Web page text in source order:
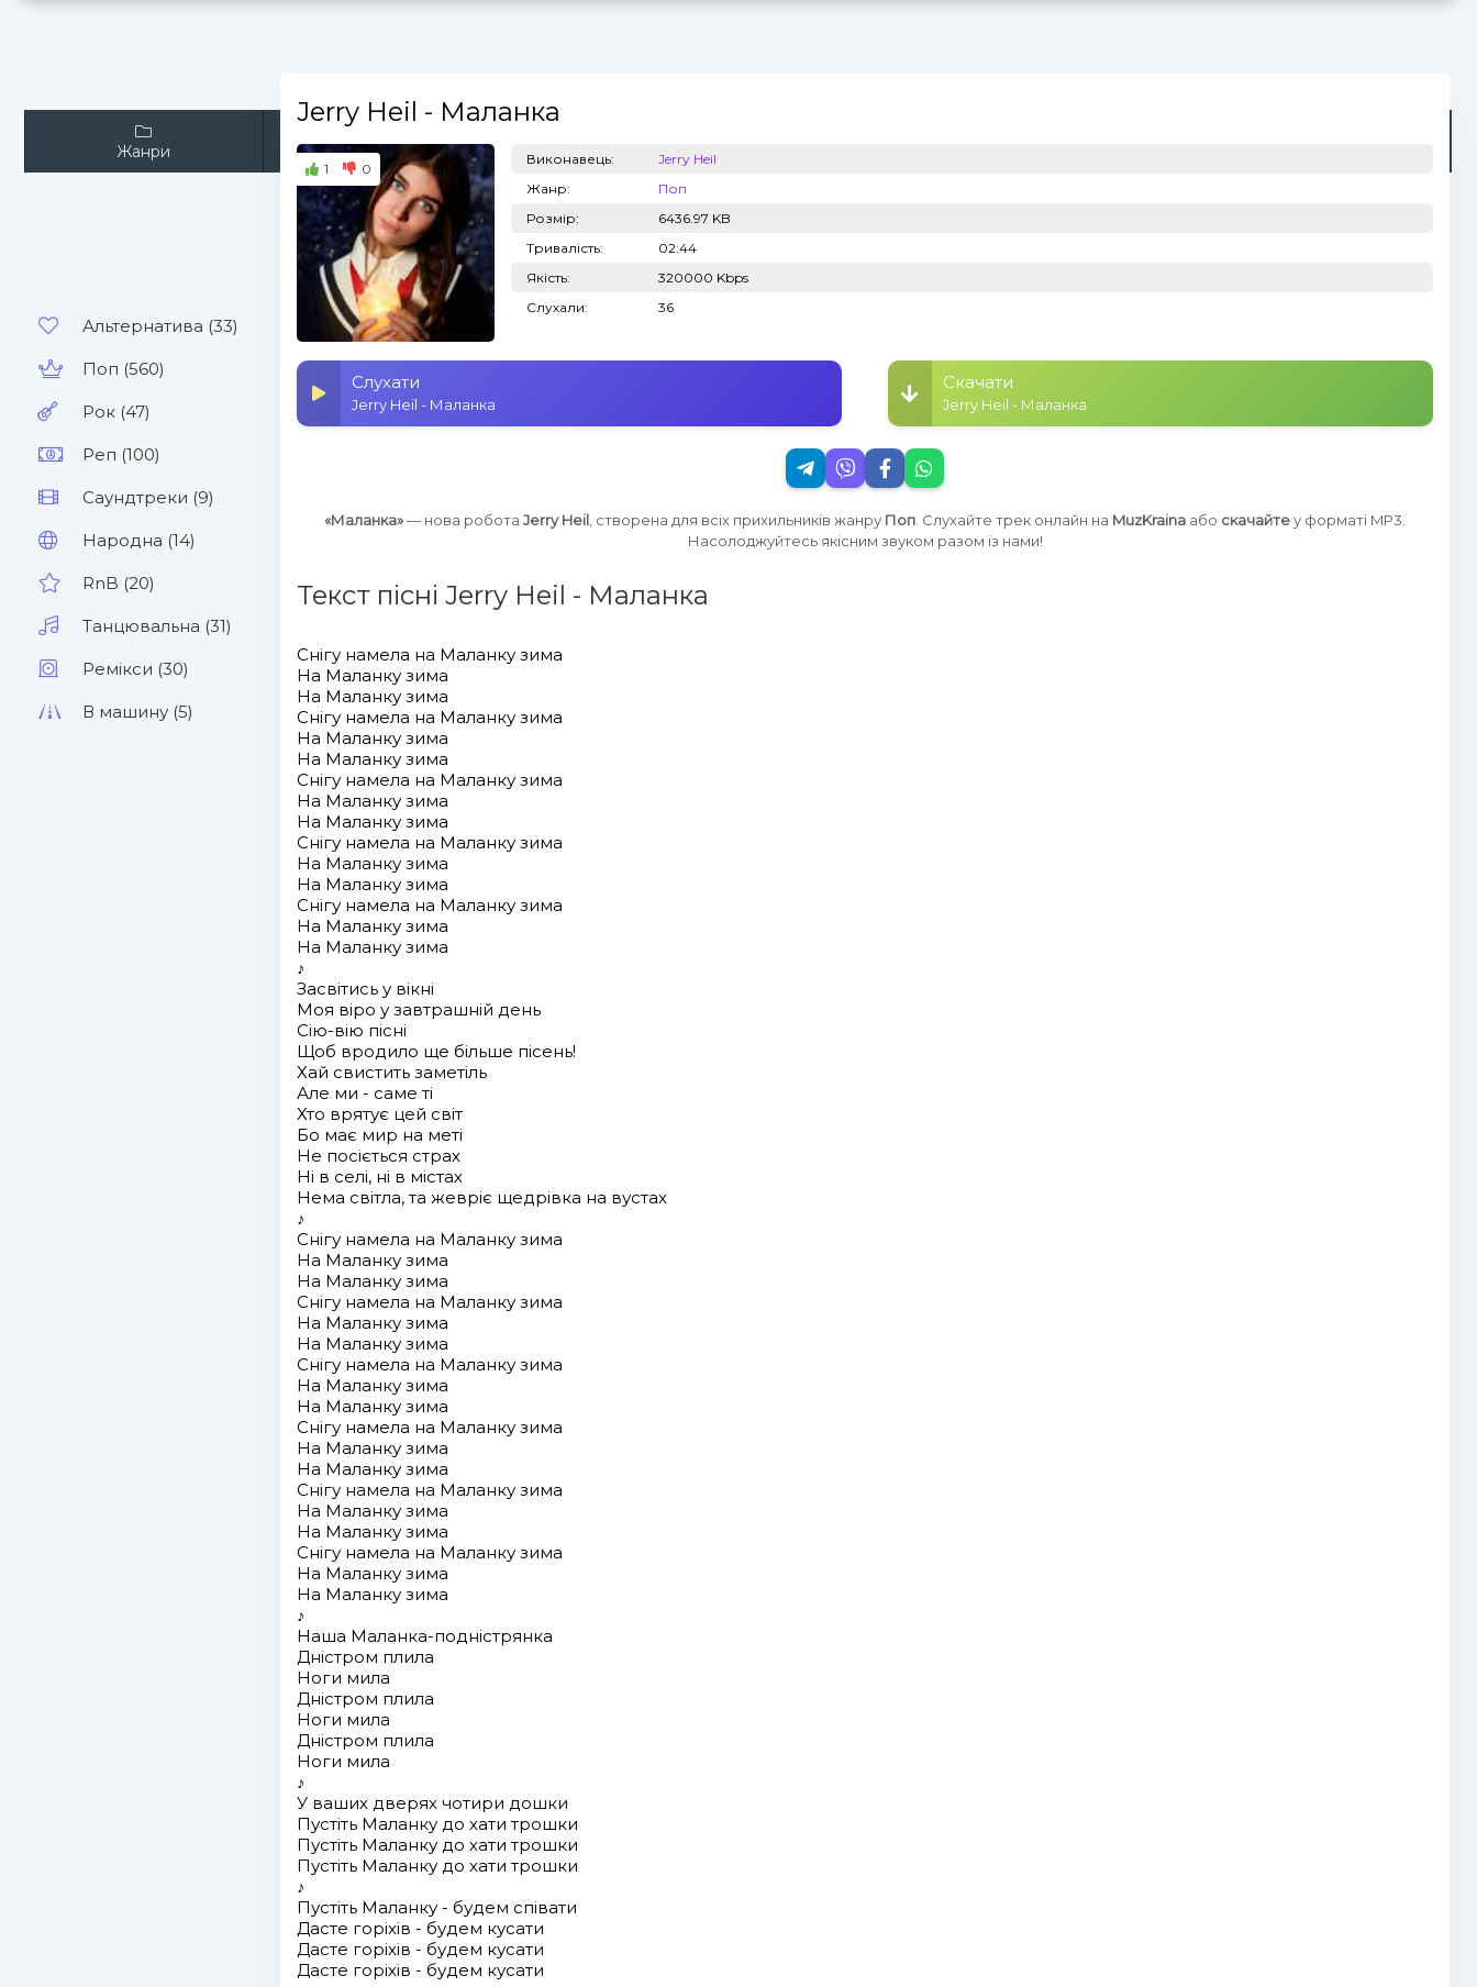
Жанри Виконавці
Альтернатива (33)
Поп (560)
Рок (47)
Реп (100)
Саундтреки (9)
Народна (14)
RnB (20)
Танцювальна (31)
Ремікси (30)
В машину (5)
Jerry Heil - Маланка
1 0
Виконавець:
Jerry Heil
Жанр:
Поп
Розмір:
6436.97 KB
Тривалість:
02:44
Якість:
320000 Kbps
Слухали:
36
Слухати
Jerry Heil - Маланка
Скачати
Jerry Heil - Маланка
«Маланка»— нова робота Jerry Heil , створена для всіх прихильників жанру Поп . Слухайте трек онлайн на MuzKraina або скачайтеу форматі MP3.
Насолоджуйтесь якісним звуком разом із нами!
Текст пісні Jerry Heil - Маланка
Снігу намела на Маланку зима
На Маланку зима
На Маланку зима
Снігу намела на Маланку зима
На Маланку зима
На Маланку зима
Снігу намела на Маланку зима
На Маланку зима
На Маланку зима
Снігу намела на Маланку зима
На Маланку зима
На Маланку зима
Снігу намела на Маланку зима
На Маланку зима
На Маланку зима
♪
Засвітись у вікні
Моя віро у завтрашній день
Сію-вію пісні
Щоб вродило ще більше пісень!
Хай свистить заметіль
Але ми - саме ті
Хто врятує цей світ
Бо має мир на меті
Не посіється страх
Ні в селі, ні в містах
Нема світла, та жевріє щедрівка на вустах
♪
Снігу намела на Маланку зима
На Маланку зима
На Маланку зима
Снігу намела на Маланку зима
На Маланку зима
На Маланку зима
Снігу намела на Маланку зима
На Маланку зима
На Маланку зима
Снігу намела на Маланку зима
На Маланку зима
На Маланку зима
Снігу намела на Маланку зима
На Маланку зима
На Маланку зима
Снігу намела на Маланку зима
На Маланку зима
На Маланку зима
♪
Наша Маланка-подністрянка
Дністром плила
Ноги мила
Дністром плила
Ноги мила
Дністром плила
Ноги мила
♪
У ваших дверях чотири дошки
Пустіть Маланку до хати трошки
Пустіть Маланку до хати трошки
Пустіть Маланку до хати трошки
♪
Пустіть Маланку - будем співати
Дасте горіхів - будем кусати
Дасте горіхів - будем кусати
Дасте горіхів - будем кусати